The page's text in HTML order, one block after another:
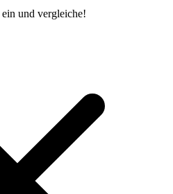
ein und vergleiche!